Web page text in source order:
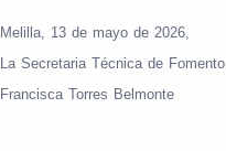
Melilla, 13 de mayo de 2026,
La Secretaria Técnica de Fomento,
Francisca Torres Belmonte